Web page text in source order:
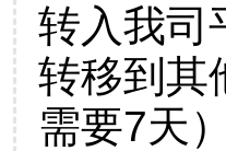
转入我司
转移到其
需要7天）